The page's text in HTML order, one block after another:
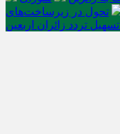
تحول در زیرساخت‌های
تردد زائران اربعین